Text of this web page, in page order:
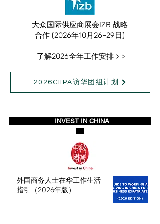
大众国际供应商展会IZB 战略
合作 (2026年10月26–29日)
了解2026全年工作安排 > >
2026CIIPA访华团组计划
INVEST IN CHINA
外国商务人士在华工作生活
指引（2026年版）